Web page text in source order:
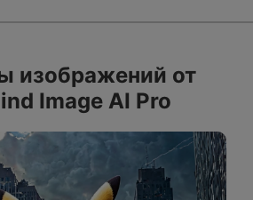
изображений от
Image AI Pro